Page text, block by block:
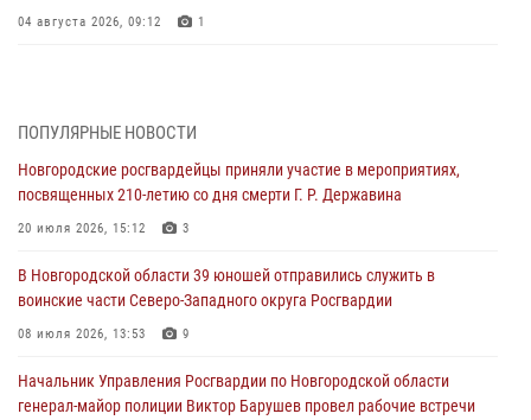
04 августа 2026, 09:12 1
В Великом Новгороде сотрудники центра лицензионно-
разрешительной работы Росгвардии провели телефонную «горячую
30 июля 2026, 14:36 1
Новгородские росгвардейцы рассказали о службе детям из летнего
30 июля 2026, 08:40 5
ПОПУЛЯРНЫЕ НОВОСТИ
Новгородские росгвардейцы приняли участие в мероприятиях,
посвященных 210-летию со дня смерти Г. Р. Державина
20 июля 2026, 15:12 3
В Новгородской области 39 юношей отправились служить в
воинские части Северо-Западного округа Росгвардии
08 июля 2026, 13:53 9
Начальник Управления Росгвардии по Новгородской области
генерал-майор полиции Виктор Барушев провел рабочие встречи